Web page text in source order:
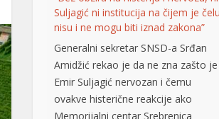
Amidžić rekao je da ne zna zašto je
Emir Suljagić nervozan i čemu
ovakve histerične reakcije ako
Memorijalni centar Srebrenica
posluje po zakonu i ako je sve u
njegovom radu čisto i transparentno.
Amidžić je izjavio za Srnu da nije